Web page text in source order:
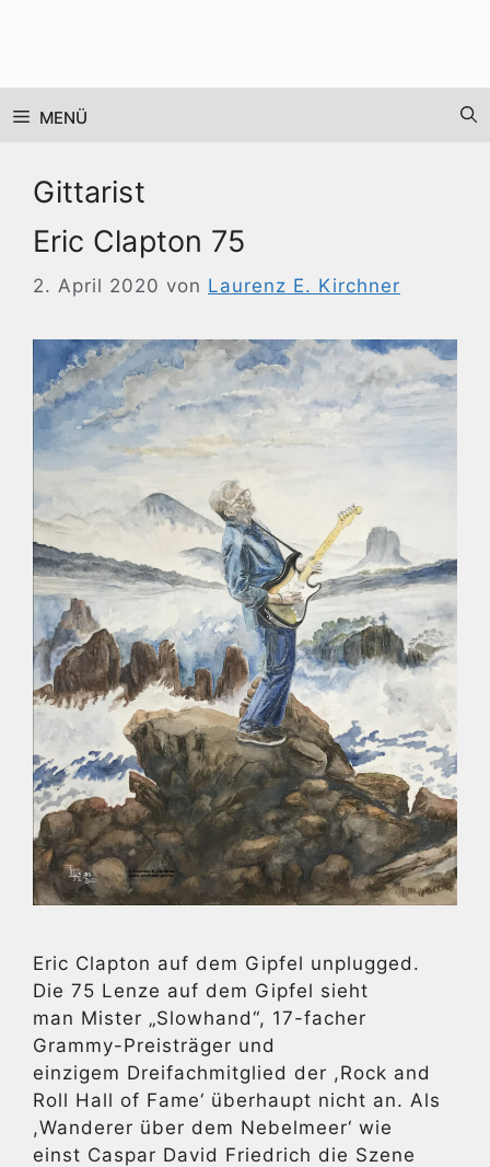
MENÜ
Gittarist
Eric Clapton 75
2. April 2020 von Laurenz E. Kirchner
Eric Clapton auf dem Gipfel unplugged.
Die 75 Lenze auf dem Gipfel sieht
man Mister „Slowhand“, 17-facher
Grammy-Preisträger und
einzigem Dreifachmitglied der ,Rock and
Roll Hall of Fame‘ überhaupt nicht an. Als
,Wanderer über dem Nebelmeer‘ wie
einst Caspar David Friedrich die Szene